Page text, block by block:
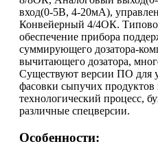
вход(0-5В, 4-20мА),
Конвейерный 4/4ОК.
обеспечение прибора
суммирующего дозатора-
вычитающего дозатора,
Существуют версии ПО для
фасовки сыпучих
технологический процесс,
различные спецверсии.
Особенности: